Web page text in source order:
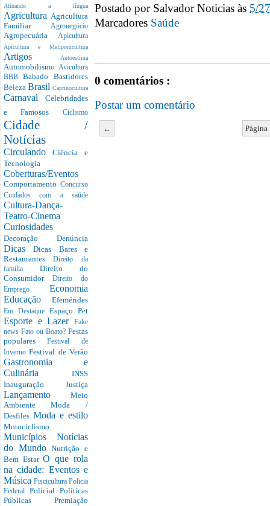
Afinando a língua
Agricultura Agricultura
Familiar Agronegócio
Agropecuária Apicultura
Apicultura e Meliponicultura
Artigos Autoestima
Automobilismo Avicultura
BBBBabado Bastidores
Beleza Brasil Caprinocultura
Carnaval Celebridades
e Famosos Ciclismo
Cidade /
Notícias
CirculandoCiência e
Tecnologia
Coberturas/Eventos
Comportamento Concurso
Cuidados com a saúde
Cultura-Dança-
Teatro-Cinema
Curiosidades
Decoração Denúncia
DicasDicas Bares e
RestaurantesDireito da
família Direito do
Consumidor Direito do
Emprego Economia
Educação Efemérides
Em Destaque Espaço Pet
Esporte e Lazer
Fake
news Fato ou Boato? Festas
popularesFestival de
InvernoFestival de Verão
Gastronomia e
Culinária INSS
Inauguração Justiça
Lançamento Meio
AmbienteModa /
Desfiles Moda e estilo
Motociclismo
Municípios Notícias
do MundoNutrição e
Bem EstarO que rola
na cidade: Eventos e
Música Piscicultura Policia
Federal Policial Políticas
Públicas Premiação
Postado por Salvador Noticias às 5/
Marcadores Saúde
0 comentários :
Postar um comentário
←